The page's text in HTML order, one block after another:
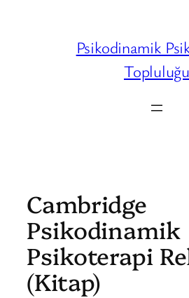
Psikodinamik
Topluluğu
Cambridge
Psikodinamik
Psikoterapi
(Kitap)